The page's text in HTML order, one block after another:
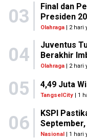
03
Final dan
Presiden
Olahraga| 2 hari
04
Juventus
Berakhir
Olahraga| 2 hari
05 4,49 Juta
TangselCity | 1
06
KSPI
Nasional| 1 hari